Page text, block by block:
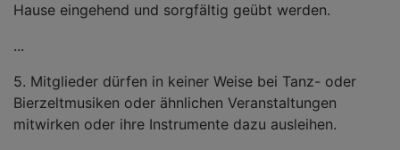
Hause eingehend und sorgfältig geübt werden.
...
5. Mitglieder dürfen in keiner Weise bei Tanz- oder
Bierzeltmusiken oder ähnlichen Veranstaltungen
mitwirken oder ihre Instrumente dazu ausleihen.